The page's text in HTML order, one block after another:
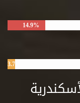
14.9%
3.7%